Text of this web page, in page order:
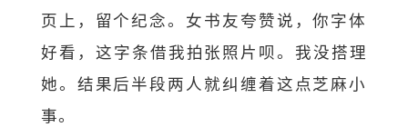
页上，留个纪念。 女书友夸赞说，你字体
好看，这字条借我拍张照片呗。我没搭理
她。 结果后半段两人就纠缠着这点芝麻小
事。